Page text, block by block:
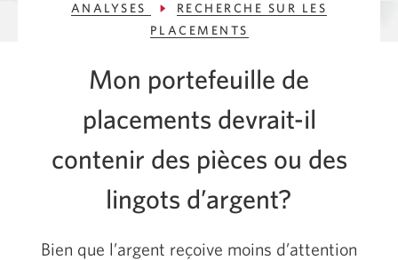
Analyses
Votre portefeuille de placements devrait-il contenir
des lingots d’argent?
ANALYSES
RECHERCHE SUR LES
PLACEMENTS
Mon portefeuille de
placements devrait-il
contenir des pièces ou des
lingots d’argent?
Bien que l’argent reçoive moins d’attention